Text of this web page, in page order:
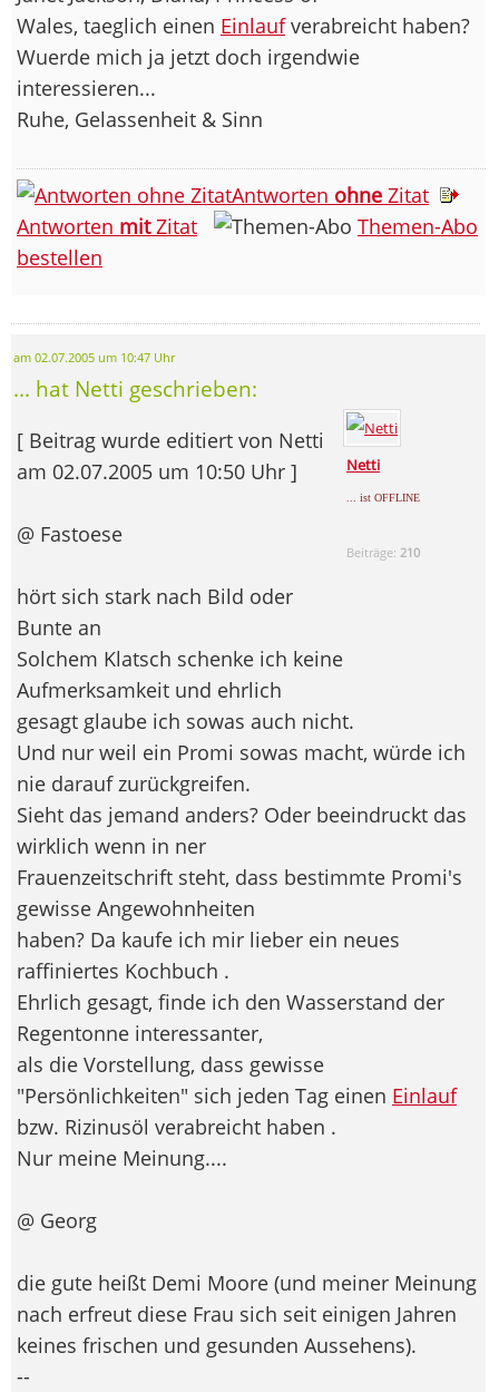
Wales, taeglich einen Einlaufverabreicht haben?
Wuerde mich ja jetzt doch irgendwie
interessieren...
Ruhe, Gelassenheit & Sinn
Antworten ohne Zitat
Antworten mitZitat
Themen-Abo
bestellen
am 02.07.2005 um 10:47 Uhr
... hat Netti geschrieben:
Netti
... ist OFFLINE
Beiträge: 210
[ Beitrag wurde editiert von Netti
am 02.07.2005 um 10:50 Uhr ]
@ Fastoese
hört sich stark nach Bild oder
Bunte an
Solchem Klatsch schenke ich keine
Aufmerksamkeit und ehrlich
gesagt glaube ich sowas auch nicht.
Und nur weil ein Promi sowas macht, würde ich
nie darauf zurückgreifen.
Sieht das jemand anders? Oder beeindruckt das
wirklich wenn in ner
Frauenzeitschrift steht, dass bestimmte Promi's
gewisse Angewohnheiten
haben? Da kaufe ich mir lieber ein neues
raffiniertes Kochbuch .
Ehrlich gesagt, finde ich den Wasserstand der
Regentonne interessanter,
als die Vorstellung, dass gewisse
"Persönlichkeiten" sich jeden Tag einen Einlauf
bzw. Rizinusöl verabreicht haben .
Nur meine Meinung....
@ Georg
die gute heißt Demi Moore (und meiner Meinung
nach erfreut diese Frau sich seit einigen Jahren
keines frischen und gesunden Aussehens).
--